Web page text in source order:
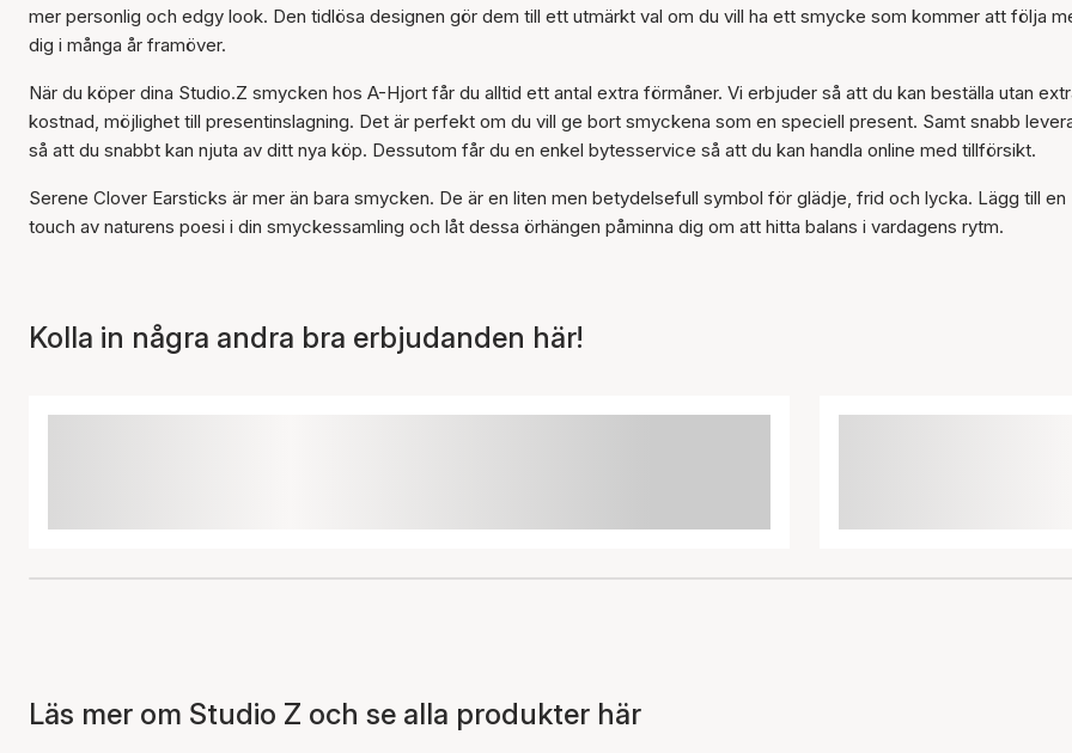
mer personlig och edgy look. Den tidlösa designen gör dem till ett utmärkt val om du vill ha ett smycke som kommer att följa
dig i många år framöver.
När du köper dina Studio.Z smycken hos A-Hjort får du alltid ett antal extra förmåner. Vi erbjuder så att du kan beställa utan
kostnad, möjlighet till presentinslagning. Det är perfekt om du vill ge bort smyckena som en speciell present. Samt snabb
så att du snabbt kan njuta av ditt nya köp. Dessutom får du en enkel bytesservice så att du kan handla online med tillförsikt.
Serene Clover Earsticks är mer än bara smycken. De är en liten men betydelsefull symbol för glädje, frid och lycka. Lägg till en
touch av naturens poesi i din smyckessamling och låt dessa örhängen påminna dig om att hitta balans i vardagens rytm.
Kolla in några andra bra erbjudanden här!
Läs mer om Studio Z och se alla produkter här